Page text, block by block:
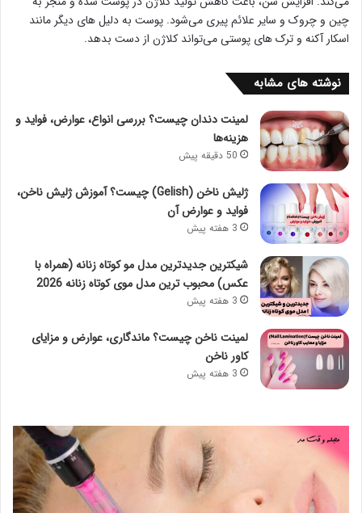
چین و چروک و سایر علائم پیری می‌شود. پوست به دلیل های دیگر مانند
اسکار آکنه و ترک های پوستی می‌تواند کلاژن از دست بدهد.
نوشته های مشابه
لمینت دندان چیست؟ بررسی انواع، عوارض، فواید و
هزینه‌ها
50 دقیقه پیش
ژلیش ناخن (Gelish) چیست؟ آموزش ژلیش ناخن،
فواید و عوارض آن
3 هفته پیش
شیکترین جدیدترین مدل مو کوتاه زنانه (همراه با
عکس) محبوب ترین مدل موی کوتاه زنانه 2026
3 هفته پیش
لمینت ناخن چیست؟ ماندگاری، عوارض و مزایای
کاور ناخن
3 هفته پیش